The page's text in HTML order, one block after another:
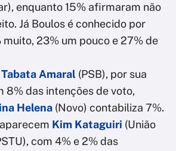
enquanto 15% afirmaram não
Já Boulos é conhecido por
muito, 23% um pouco e 27% de
Tabata Amaral (PSB), por sua
8% das intenções de voto,
Helena (Novo) contabiliza 7%.
Kim Kataguiri (União
com 4% e 2% das